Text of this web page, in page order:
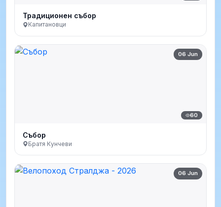
Традиционен събор
Капитановци
06 Jun
60
Събор
Братя Кунчеви
06 Jun